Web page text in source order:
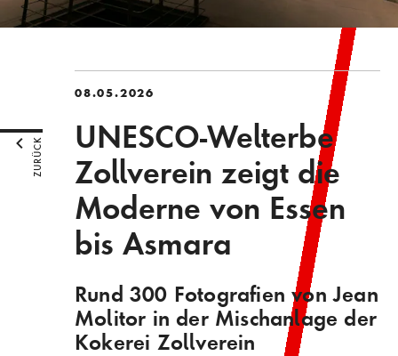
08.05.2026
UNESCO-Welterbe
Zollverein zeigt die
Moderne von Essen
bis Asmara
Rund 300 Fotografien von Jean
Molitor in der Mischanlage der
Kokerei Zollverein
ZURÜCK